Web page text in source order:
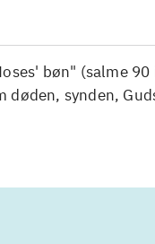
bøn" (salme 90
døden, synden,